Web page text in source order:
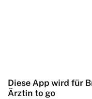
Diese App wird für
Ärztin to go